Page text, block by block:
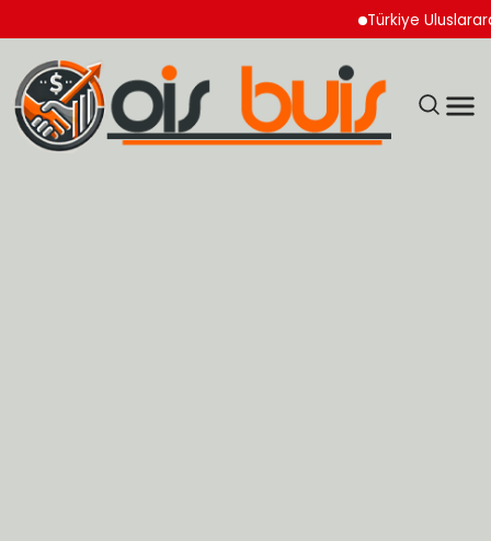
Türkiye Uluslararası